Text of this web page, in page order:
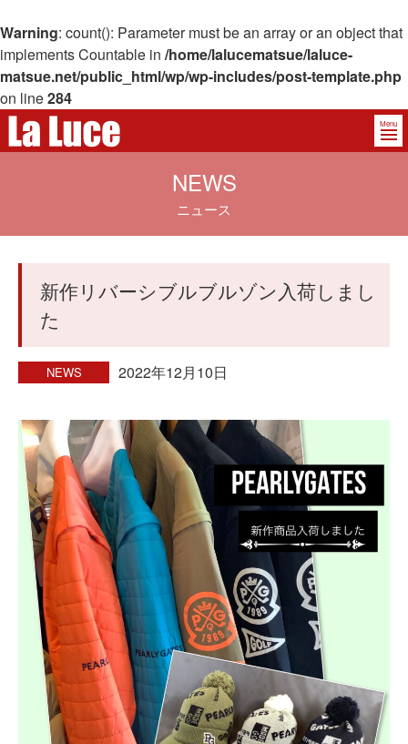
Warning: count(): Parameter must be an array or an object that
implements Countable in /home/lalucematsue/laluce-
matsue.net/public_html/wp/wp-includes/post-template.php
on line284
Menu
NEWS
ニュース
新作リバーシブルブルゾン入荷しまし
た
NEWS 2022年12月10日